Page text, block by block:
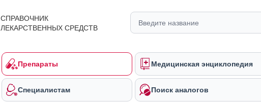
СПРАВОЧНИК
ЛЕКАРСТВЕННЫХ СРЕДСТВ
Препараты Медицинская энциклопедия
Специалистам Поиск аналогов